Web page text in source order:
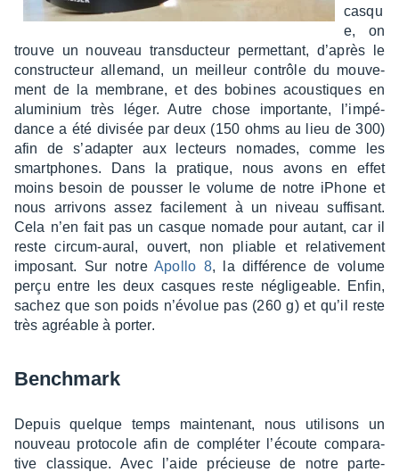
casqu
e, on
trouve un nouveau trans­duc­teur permet­tant, d’après le
construc­teur alle­mand, un meilleur contrôle du mouve­
ment de la membrane, et des bobines acous­tiques en
alumi­nium très léger. Autre chose impor­tante, l’im­pé­
dance a été divi­sée par deux (150 ohms au lieu de 300)
afin de s’adap­ter aux lecteurs nomades, comme les
smart­phones. Dans la pratique, nous avons en effet
moins besoin de pous­ser le volume de notre iPhone et
nous arri­vons assez faci­le­ment à un niveau suffi­sant.
Cela n’en fait pas un casque nomade pour autant, car il
reste circum-aural, ouvert, non pliable et rela­ti­ve­ment
impo­sant. Sur notreApollo 8, la diffé­rence de volume
perçu entre les deux casques reste négli­geable. Enfin,
sachez que son poids n’évo­lue pas (260 g) et qu’il reste
très agréable à porter.
Bench­mark
Depuis quelque temps main­te­nant, nous utili­sons un
nouveau proto­cole afin de complé­ter l’écoute compa­ra­
tive clas­sique. Avec l’aide précieuse de notre parte­